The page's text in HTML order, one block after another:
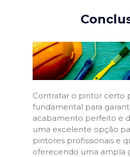
Contratar o pintor certo
fundamental para
acabamento perfeito e
uma excelente opção
pintores profissionais e
oferecendo uma ampla